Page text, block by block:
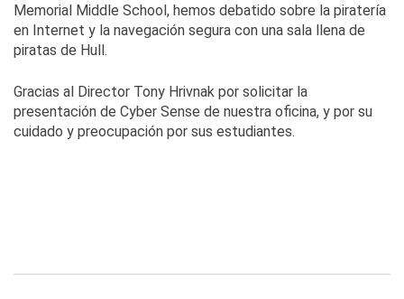
Memorial Middle School, hemos debatido sobre la piratería
en Internet y la navegación segura con una sala llena de
piratas de Hull.
Gracias al Director Tony Hrivnak por solicitar la
presentación de Cyber Sense de nuestra oficina, y por su
cuidado y preocupación por sus estudiantes.